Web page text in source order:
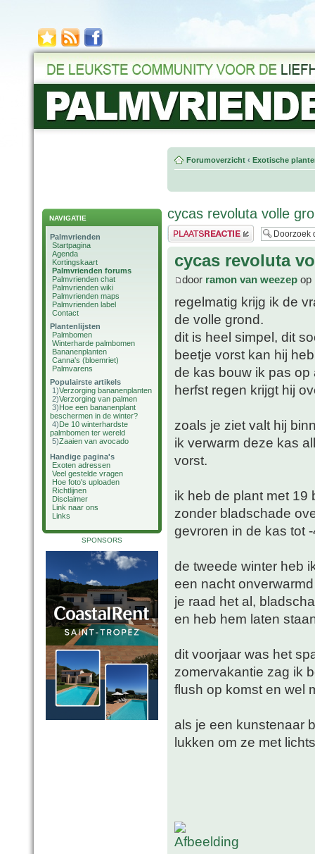
NAVIGATIE
Palmvrienden
Startpagina
Agenda
Kortingskaart
Palmvrienden forums
Palmvrienden chat
Palmvrienden wiki
Palmvrienden maps
Palmvrienden label
Contact
Plantenlijsten
Palmbomen
Winterharde palmbomen
Bananenplanten
Canna's (bloemriet)
Palmvarens
Populairste artikels
1)Verzorging bananenplanten
2)Verzorging van palmen
3)Hoe een bananenplant
beschermen in de winter?
4)De 10 winterhardste
palmbomen ter wereld
5)Zaaien van avocado
Handige pagina's
Exoten adressen
Veel gestelde vragen
Hoe foto's uploaden
Richtlijnen
Disclaimer
Link naar ons
Links
SPONSORS
Forumoverzicht ‹ Exotische
cycas revoluta volle
Plaats een reactie
cycas revoluta
door ramon van weezep op
regelmatig krijg ik de
de volle grond.
dit is heel simpel, dit
beetje vorst kan hij
de kas bouw ik pas op
herfst regen krijgt hij
zoals je ziet valt hij
ik verwarm deze kas
vorst.
ik heb de plant met 19
zonder bladschade
gevroren in de kas tot
de tweede winter heb
een nacht
je raad het al,
en heb hem laten
dit voorjaar was het
zomervakantie zag ik
flush op komst en wel
als je een kunstenaar
lukken om ze met